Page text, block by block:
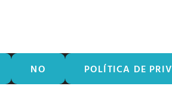
NO POLÍTICA DE